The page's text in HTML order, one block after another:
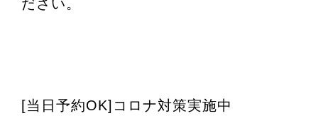
ださい。
[当日予約OK]コロナ対策実施中